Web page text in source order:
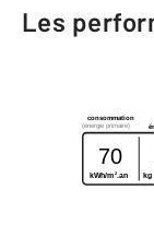
Les
consommation
(énergie primaire)
70
kWh/m 2 .an kg